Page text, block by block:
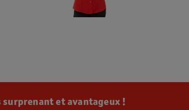
surprenant et avantageux !